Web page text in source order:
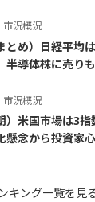
市況概況
とめ）日経平均
導体株に売り
市況概況
）米国市場は3
懸念から投資家
キング一覧を見